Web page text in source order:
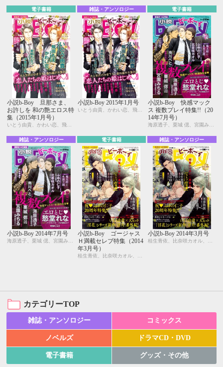
電子書籍
小説b-Boy 旦那さま、
お許しを 和の艶エロス特
集（2015年1月号）
いとう由貴、かわい恋、飛田もえ、宇喜田ふゆ、門地かおり、紺色ルナ、鬼嶋兵伍、九重シャム
雑誌・アンソロジー
小説b-Boy 2015年1月号
いとう由貴、かわい恋、飛田もえ、宇喜田ふゆ、門地かおり、紺色ルナ、鬼嶋兵伍、九重シャム
電子書籍
小説b-Boy 快感マック
ス 複数プレイ特集!!（20
14年7月号）
海原透子、栗城 偲、宮園みちる、比奈咲カオル、宇喜田ふゆ、周防佑未、弐岾、紺色ルナ、陵クミコ、山田2丁目
雑誌・アンソロジー
小説b-Boy 2014年7月号
電子書籍
小説b-Boy ゴージャス
Ｈ満載セレブ特集（2014
年3月号）
雑誌・アンソロジー
小説b-Boy 2014年3月号
カテゴリーTOP
雑誌・アンソロジー コミックス
ノベルズ ドラマCD・DVD
電子書籍 グッズ・その他